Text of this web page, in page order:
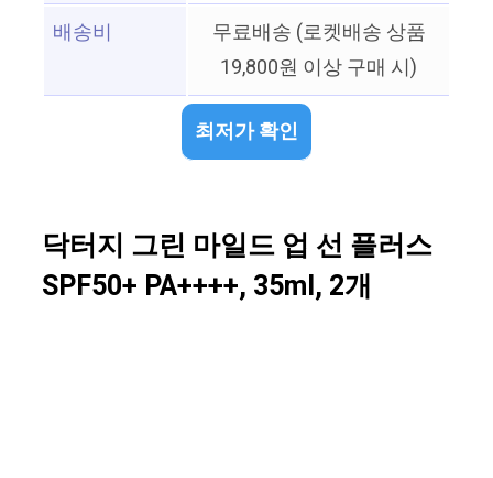
배송비
무료배송 (로켓배송 상품
19,800원 이상 구매 시)
최저가 확인
닥터지 그린 마일드 업 선 플러스
SPF50+ PA++++, 35ml, 2개